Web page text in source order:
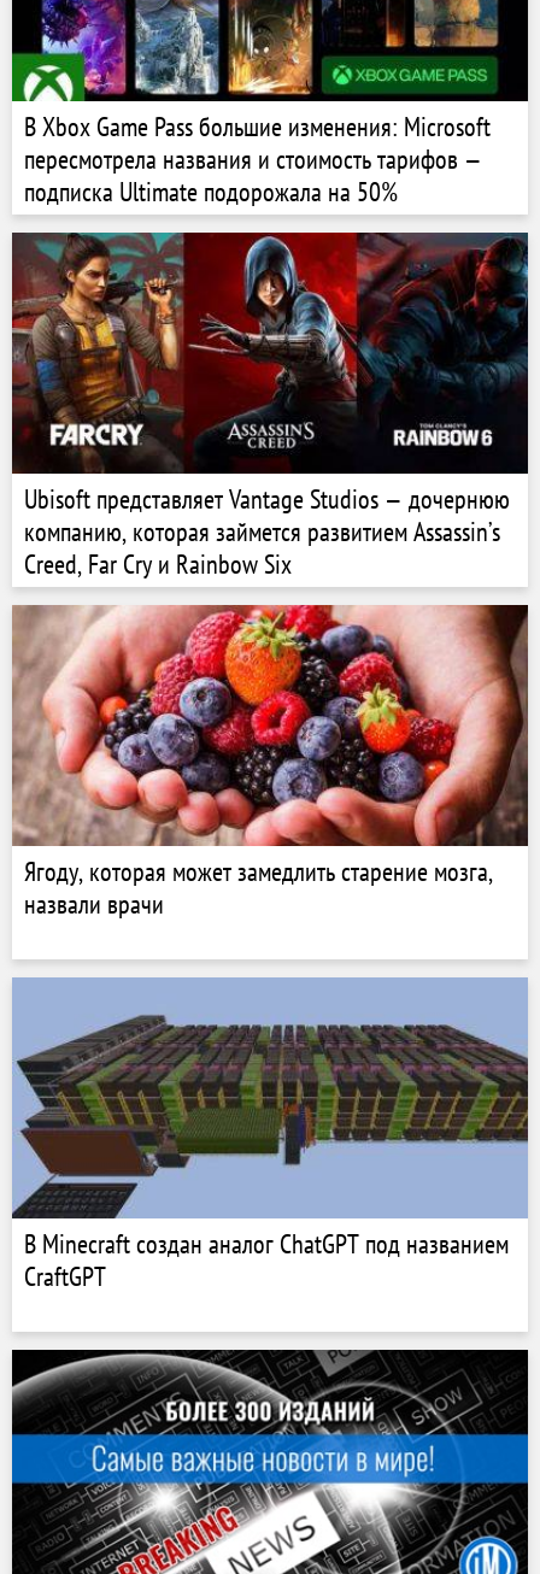
В Xbox Game Pass большие изменения: Microsoft
пересмотрела названия и стоимость тарифов —
подписка Ultimate подорожала на 50%
Ubisoft представляет Vantage Studios — дочернюю
компанию, которая займется развитием Assassin’s
Creed, Far Cry и Rainbow Six
Ягоду, которая может замедлить старение мозга,
назвали врачи
В Minecraft создан аналог ChatGPT под названием
CraftGPT